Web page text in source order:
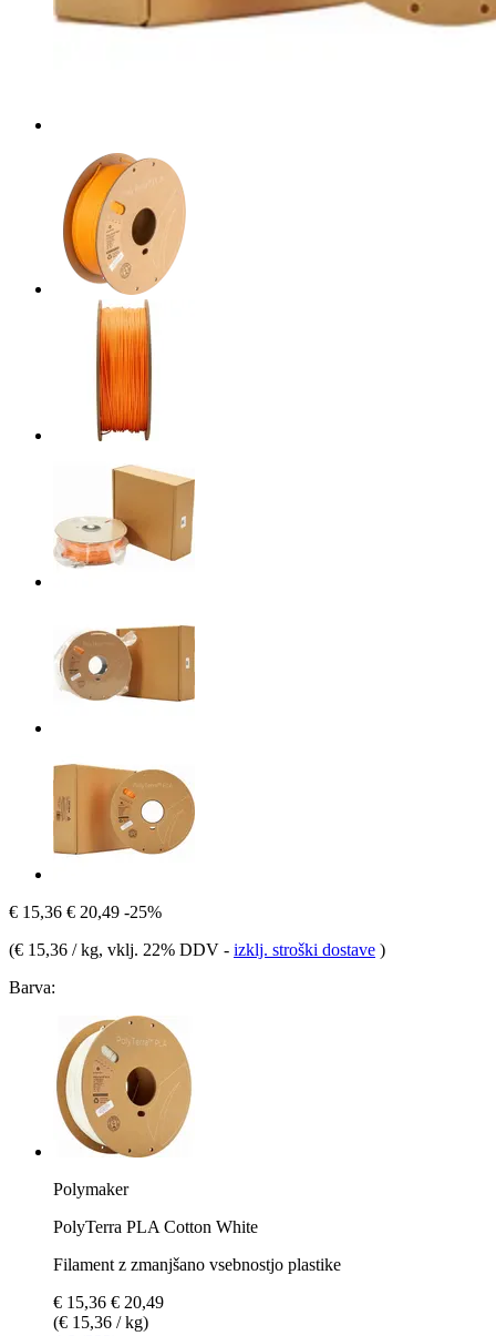
€ 15,36 € 20,49 -25%
(€ 15,36 / kg, vklj. 22% DDV - izklj. stroški dostave )
Barva:
Polymaker
PolyTerra PLA Cotton White
Filament z zmanjšano vsebnostjo plastike
€ 15,36 € 20,49
(€ 15,36 / kg)